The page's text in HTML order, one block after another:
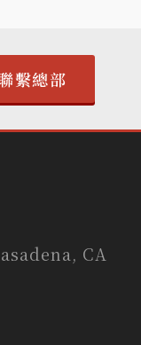
繫總部
CA